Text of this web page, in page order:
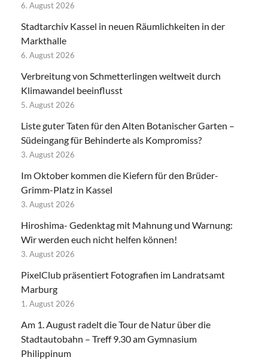
6. August 2026
Stadtarchiv Kassel in neuen Räumlichkeiten in der
Markthalle
6. August 2026
Verbreitung von Schmetterlingen weltweit durch
Klimawandel beeinflusst
5. August 2026
Liste guter Taten für den Alten Botanischer Garten –
Südeingang für Behinderte als Kompromiss?
3. August 2026
Im Oktober kommen die Kiefern für den Brüder-
Grimm-Platz in Kassel
3. August 2026
Hiroshima- Gedenktag mit Mahnung und Warnung:
Wir werden euch nicht helfen können!
3. August 2026
PixelClub präsentiert Fotografien im Landratsamt
Marburg
1. August 2026
Am 1. August radelt die Tour de Natur über die
Stadtautobahn – Treff 9.30 am Gymnasium
Philippinum